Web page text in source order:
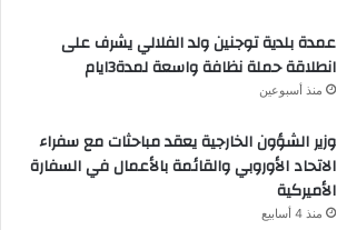
عمدة بلدية توجنين ولد الفلالي يشرف على
انطلاقة حملة نظافة واسعة لمدة3ايام
منذ أسبوعين
وزير الشؤون الخارجية يعقد مباحثات مع سفراء
الاتحاد الأوروبي والقائمة بالأعمال في السفارة
الأميركية
منذ 4 أسابيع